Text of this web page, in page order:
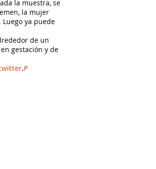
la muestra, se
la mujer
ya puede
de un
gestación y de
.P